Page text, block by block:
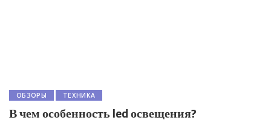
ОБЗОРЫ ТЕХНИКА
В чем особенность led освещения?